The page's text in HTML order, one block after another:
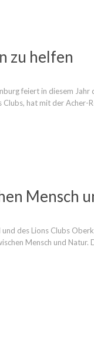
zu helfen
feiert in diesem
hat mit der Acher-
Mensch
und des Lions Clubs
Mensch und